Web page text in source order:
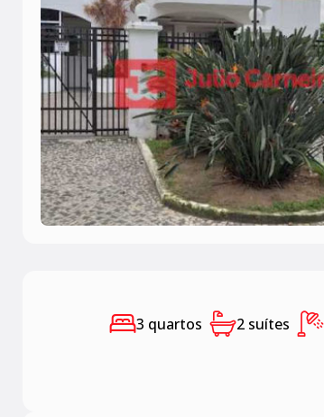
3 quartos 2 suítes